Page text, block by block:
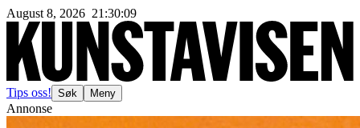
August 8, 2026 21 :30:12
Tips oss! Søk Meny
Annonse